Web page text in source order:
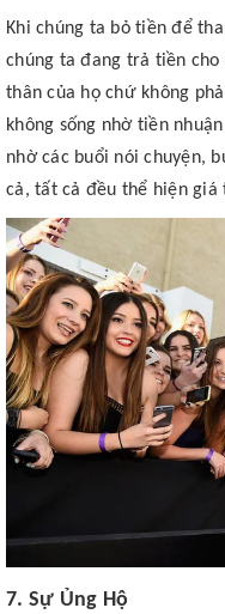
Khi chúng ta bỏ tiền để
chúng ta đang trả tiền
thân của họ chứ không
không sống nhờ tiền
nhờ các buổi nói chuyện,
cả, tất cả đều thể hiện
7. Sự Ủng Hộ